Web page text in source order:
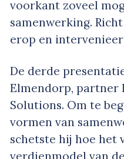
voorkant zoveel
samenwerking.
erop en intervenieer
De derde
Elmendorp, partner
Solutions. Om te
vormen van
schetste hij hoe het